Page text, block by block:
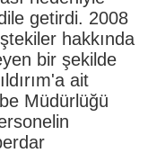
getirdi. 2008
hakkında
bir şekilde
ait
Müdürlüğü